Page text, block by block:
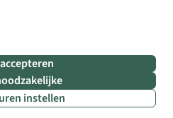
instellen